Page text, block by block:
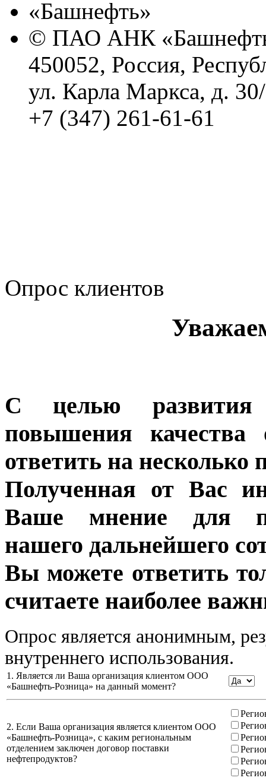
© ПАО АНК
450052, Россия,
ул. Карла Маркса, д.
+7 (347) 261-61-61
Опрос клиентов
С целью развития
повышения качества
ответить на несколько
Полученная от Вас
Ваше мнение для
нашего дальнейшего
Вы можете ответить
считаете наиболее
Опрос является анонимным,
внутреннего использования.
1. Является ли Ваша организация клиентом ООО
«Башнефть-Розница» на данный момент?
2. Если Ваша организация является клиентом ООО
«Башнефть-Розница», с каким региональным
отделением заключен договор поставки
нефтепродуктов?